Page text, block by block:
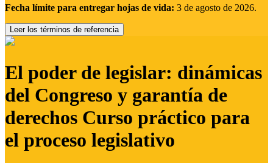
Fecha límite para entregar hojas de vida: 3 de agosto de 2026.
Leer los términos de referencia
El poder de legislar: dinámicas
del Congreso y garantía de
derechos Curso práctico para
el proceso legislativo